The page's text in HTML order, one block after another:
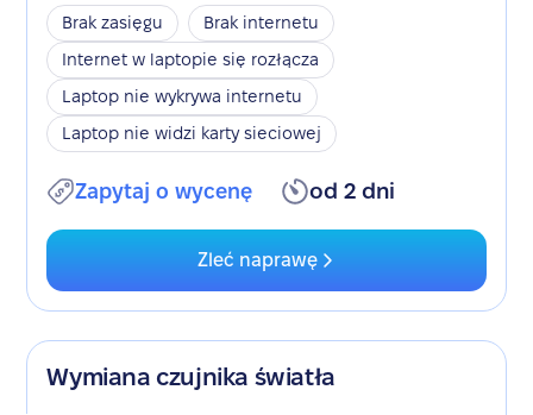
Brak zasięgu
Brak internetu
Internet w laptopie się rozłącza
Laptop nie wykrywa internetu
Laptop nie widzi karty sieciowej
Zapytaj o wycenę od 2 dni
Zleć naprawę
Wymiana czujnika światła